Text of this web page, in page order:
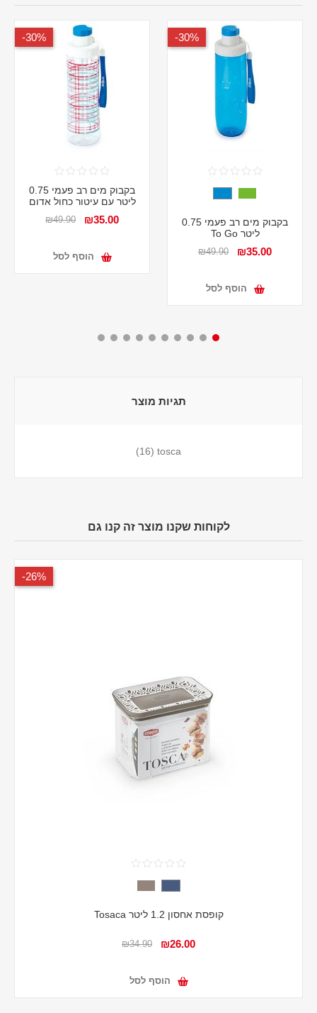
30%-
בקבוק מים רב פעמי 0.75
ליטר To Go
₪35.00
₪49.90
הוסף לסל
30%-
בקבוק מים רב פעמי 0.75
ליטר עם עיטור כחול אדום
₪35.00
₪49.90
הוסף לסל
תגיות מוצר
tosca
(16)
לקוחות שקנו מוצר זה קנו גם
26%-
קופסת אחסון 1.2 ליטר Tosaca
₪26.00
₪34.90
הוסף לסל